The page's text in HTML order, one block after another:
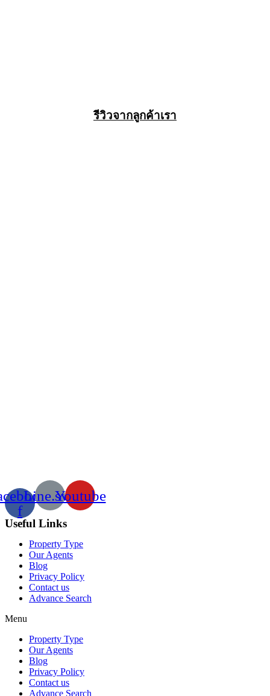
รีวิวจากลูกค้าเรา
f
Line.svgYoutube
Useful Links
Property Type
Our Agents
Blog
Privacy Policy
Contact us
Advance Search
Menu
Property Type
Our Agents
Blog
Privacy Policy
Contact us
Advance Search